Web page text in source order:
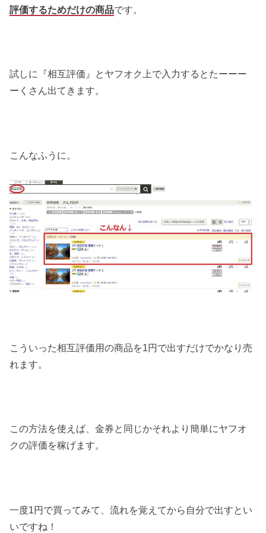
評価するためだけの商品です。
試しに『相互評価』とヤフオク上で入力するとたーーー
ーくさん出てきます。
こんなふうに。
こういった相互評価用の商品を1円で出すだけでかなり売
れます。
この方法を使えば、金券と同じかそれより簡単にヤフオ
クの評価を稼げます。
一度1円で買ってみて、流れを覚えてから自分で出すとい
いですね！